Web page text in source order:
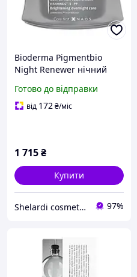
Bioderma Pigmentbio
Night Renewer нічний
нерівним тоном і
пігментацією 50 мл
Готово до відправки
від 172₴/міс
1 715₴
Купити
Shelardi cosmetics 97%